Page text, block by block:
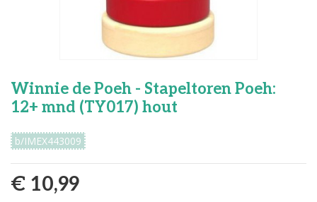
Winnie de Poeh - Stapeltoren Poeh:
12+ mnd (TY017) hout
b/IMEX443009
€ 10,99